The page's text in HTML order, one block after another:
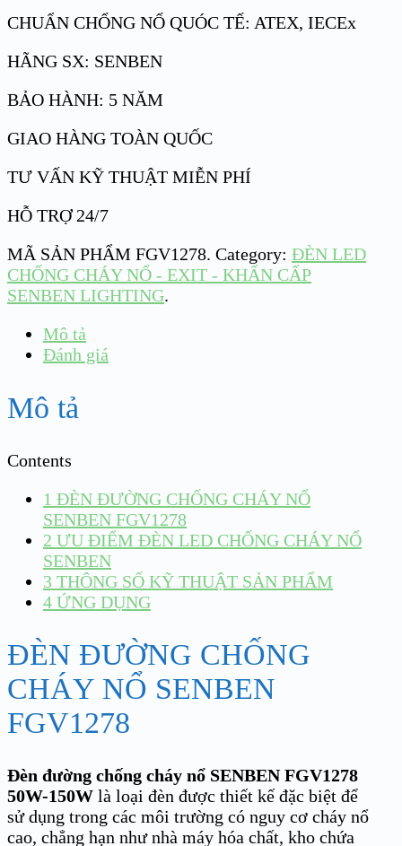
CHUẨN CHỔNG NỔ QUÓC TẾ: ATEX, IECEx
HÃNG SX: SENBEN
BẢO HÀNH: 5 NĂM
GIAO HÀNG TOÀN QUỐC
TƯ VẤN KỸ THUẬT MIỄN PHÍ
HỖ TRỢ 24/7
MÃ SẢN PHẨM FGV1278. Category: ĐÈN LED
CHỐNG CHÁY NỔ - EXIT - KHẨN CẤP
SENBEN LIGHTING.
Mô tả
Đánh giá
Mô tả
Contents
1 ĐÈN ĐƯỜNG CHỐNG CHÁY NỔ
SENBEN FGV1278
2 ƯU ĐIỂM ĐÈN LED CHỐNG CHÁY NỔ
SENBEN
3 THÔNG SỐ KỸ THUẬT SẢN PHẨM
4 ỨNG DỤNG
ĐÈN ĐƯỜNG CHỐNG
CHÁY NỔ SENBEN
FGV1278
Đèn đường chống cháy nổ SENBEN FGV1278
50W-150W là loại đèn được thiết kế đặc biệt để
sử dụng trong các môi trường có nguy cơ cháy nổ
cao, chẳng hạn như nhà máy hóa chất, kho chứa